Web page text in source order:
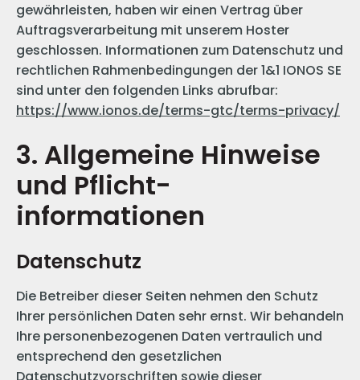
gewährleisten, haben wir einen Vertrag über
Auftragsverarbeitung mit unserem Hoster
geschlossen. Informationen zum Datenschutz und
rechtlichen Rahmenbedingungen der 1&1 IONOS SE
sind unter den folgenden Links abrufbar:
https://www.ionos.de/terms-gtc/terms-privacy/
3. Allgemeine Hinweise
und Pflicht­
informationen
Datenschutz
Die Betreiber dieser Seiten nehmen den Schutz
Ihrer persönlichen Daten sehr ernst. Wir behandeln
Ihre personenbezogenen Daten vertraulich und
entsprechend den gesetzlichen